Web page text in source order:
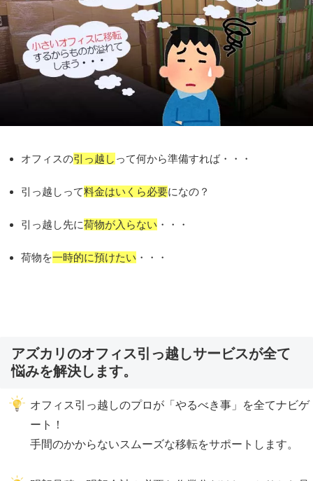
オフィスの引っ越し って何から準備すれば・・・
引っ越しって料金はいくら必要になの？
引っ越し先に荷物が入らない ・・・
荷物を一時的に預けたい ・・・
アズカリのオフィス引っ越しサービスが全て
悩みを解決します。
オフィス引っ越しのプロが「やるべき事」を全てナビゲ
ート！
手間のかからないスムーズな移転をサポートします。